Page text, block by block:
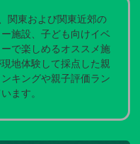
関東および関東近郊の
施設、子ども向けイベ
で楽しめるオススメ施
地体験して採点した親
キングや親子評価ラン
ます。